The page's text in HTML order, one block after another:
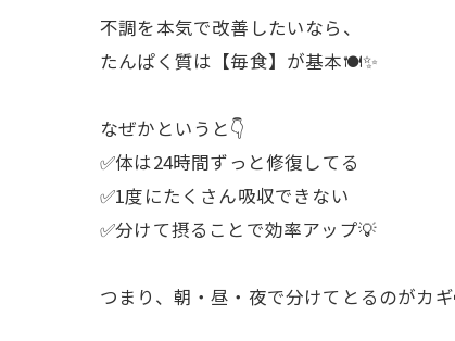
不調を本気で改善したいなら、
たんぱく質は【毎食】が基本🍽️✨
なぜかというと👇
✅体は24時間ずっと修復してる
✅1度にたくさん吸収できない
✅分けて摂ることで効率アップ💡
つまり、朝・昼・夜で分けてとるのがカ